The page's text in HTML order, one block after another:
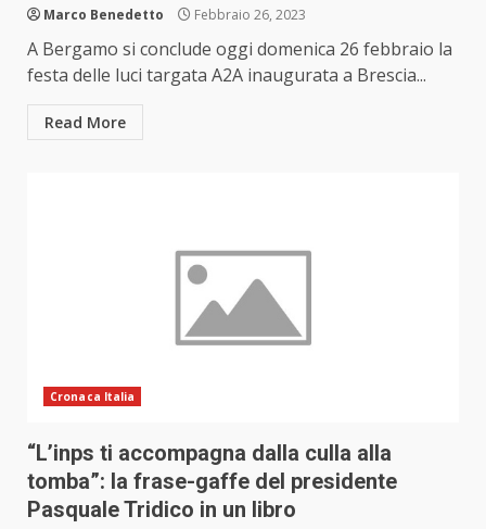
Marco Benedetto Febbraio 26, 2023
A Bergamo si conclude oggi domenica 26 febbraio la
festa delle luci targata A2A inaugurata a Brescia...
Read More
Cronaca Italia
“L’inps ti accompagna dalla culla alla
tomba”: la frase-gaffe del presidente
Pasquale Tridico in un libro